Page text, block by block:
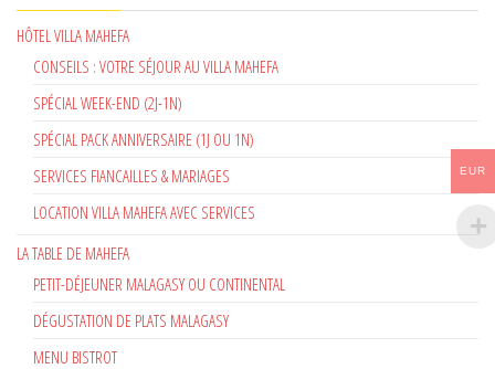
HÔTEL VILLA MAHEFA
CONSEILS : VOTRE SÉJOUR AU VILLA MAHEFA
SPÉCIAL WEEK-END (2J-1N)
SPÉCIAL PACK ANNIVERSAIRE (1J OU 1N)
SERVICES FIANCAILLES & MARIAGES
LOCATION VILLA MAHEFA AVEC SERVICES
LA TABLE DE MAHEFA
PETIT-DÉJEUNER MALAGASY OU CONTINENTAL
DÉGUSTATION DE PLATS MALAGASY
MENU BISTROT
EUR